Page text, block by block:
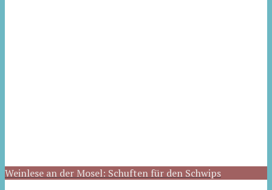
Weinlese an der Mosel: Schuften für den Schwips